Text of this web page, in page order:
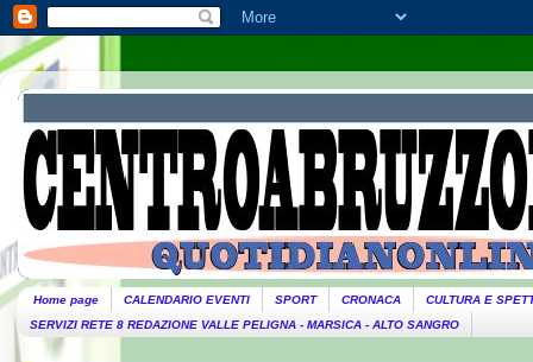
Home page CALENDARIO EVENTI SPORT CRONACA
CULTURA E
SERVIZI RETE 8 REDAZIONE VALLE PELIGNA - MARSICA - ALTO SANGRO